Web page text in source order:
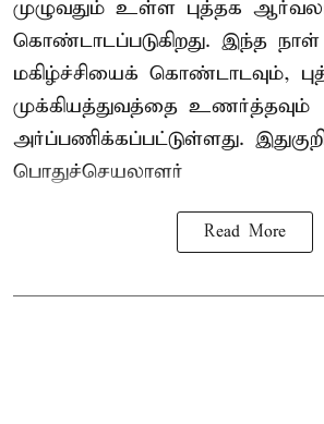
முழுவதும் உள்ள புத்தக
கொண்டாடப்படுகிறது. இந்த நாள்
மகிழ்ச்சியைக் கொண்டாடவும்,
முக்கியத்துவத்தை உணர்த்தவும்
அர்ப்பணிக்கப்பட்டுள்ளது.
பொதுச்செயலாளர்
Read More